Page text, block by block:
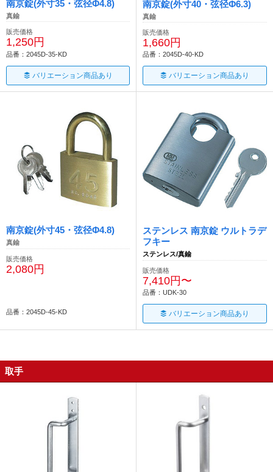
南京錠(外寸35・弦径Φ4.8)
真鍮
販売価格
1,250円
品番：2045D-35-KD
バリエーション商品あり
南京錠(外寸40・弦径Φ6.3)
真鍮
販売価格
1,660円
品番：2045D-40-KD
バリエーション商品あり
南京錠(外寸45・弦径Φ4.8)
真鍮
販売価格
2,080円
品番：2045D-45-KD
ステンレス 南京錠 ウルトラデ
フキー
ステンレス/真鍮
販売価格
7,410円〜
品番：UDK-30
バリエーション商品あり
取手